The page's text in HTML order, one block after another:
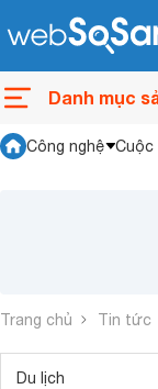
Danh mục
Công nghệ Cuộc
Trang chủ Tin tức
Du lịch